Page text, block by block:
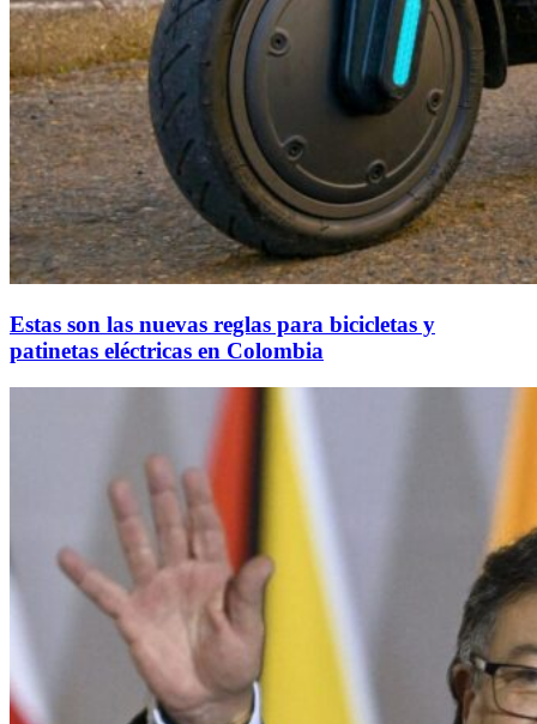
Estas son las nuevas reglas para bicicletas y
patinetas eléctricas en Colombia